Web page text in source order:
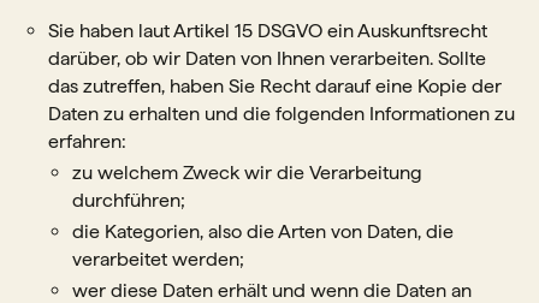
Sie haben laut Artikel 15 DSGVO ein Auskunftsrecht
darüber, ob wir Daten von Ihnen verarbeiten. Sollte
das zutreffen, haben Sie Recht darauf eine Kopie der
Daten zu erhalten und die folgenden Informationen zu
erfahren:
zu welchem Zweck wir die Verarbeitung
durchführen;
die Kategorien, also die Arten von Daten, die
verarbeitet werden;
wer diese Daten erhält und wenn die Daten an